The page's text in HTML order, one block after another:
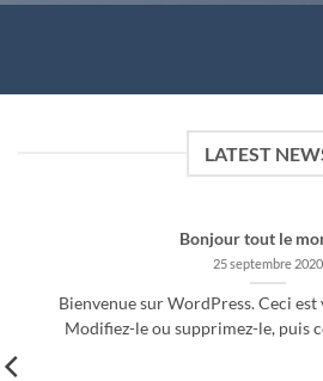
LATEST
Bonjour tout le
25 septembre 2020
Bienvenue sur WordPress. Ceci
Modifiez-le ou supprimez-le, puis